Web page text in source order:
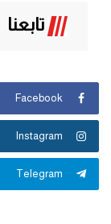
تابعنا
Facebook
Instagram
Telegram